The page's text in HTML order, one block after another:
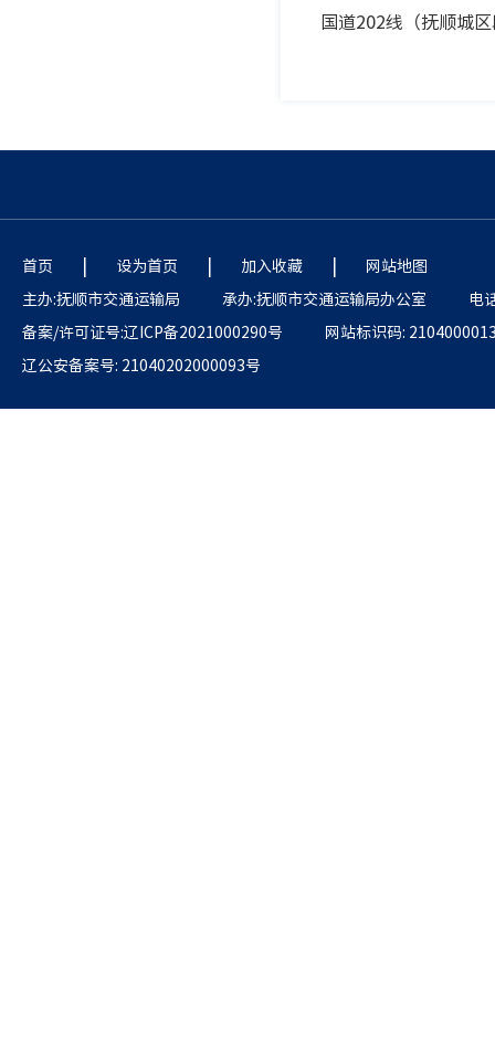
国道202线（抚顺城
首页 | 设为首页 | 加入收藏 |
网站地图
主办:抚顺市交通运输局
承办:抚顺市交通运输局办公室
电
备案/许可证号:辽ICP备2021000290号
网站标识码:
辽公安备案号: 21040202000093号